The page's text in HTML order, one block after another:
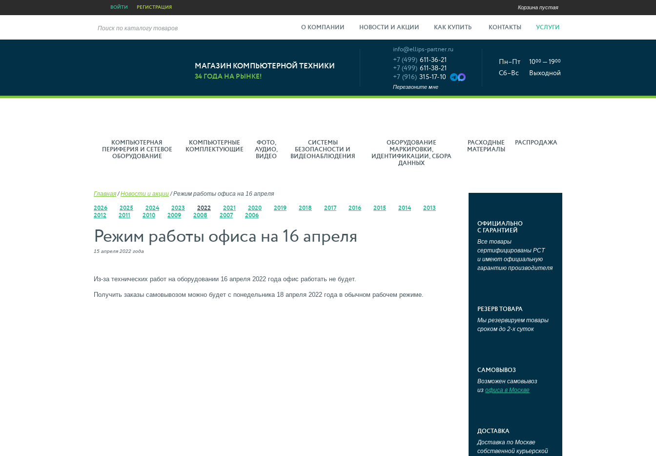
ВОЙТИ РЕГИСТРАЦИЯ Корзина пустая
Поиск по каталогу товаров О КОМПАНИИ НОВОСТИ И АКЦИИ КАК КУПИТЬ КОНТАКТЫ УСЛУГИ
МАГАЗИН КОМПЬЮТЕРНОЙ ТЕХНИКИ
34 ГОДА НА РЫНКЕ!
info@ellips-partner.ru
+7 (499) 611-36-21
+7 (499) 611-38-21
+7 (916) 315-17-10
Перезвоните мне
Пн–Пт 1000 — 1900
Сб–Вс Выходной
КОМПЬЮТЕРНАЯ
ПЕРИФЕРИЯ И СЕТЕВОЕ
ОБОРУДОВАНИЕ
КОМПЬЮТЕРНЫЕ
КОМПЛЕКТУЮЩИЕ
ФОТО,
АУДИО,
ВИДЕО
СИСТЕМЫ
БЕЗОПАСНОСТИ И
ВИДЕОНАБЛЮДЕНИЯ
ОБОРУДОВАНИЕ
МАРКИРОВКИ,
ИДЕНТИФИКАЦИИ, СБОРА
ДАННЫХ
РАСХОДНЫЕ
МАТЕРИАЛЫ
РАСПРОДАЖА
Главная /Новости и акции /Режим работы офиса на 16 апреля
2026 2025 2024 2023 2022 2021 2020 2019 2018 2017 2016 2015 2014
2013
2012
2011 2010 2009 2008 2007 2006
Режим работы офиса на 16 апреля
15 апреля 2022 года
Из-за технических работ на оборудовании 16 апреля 2022 года офис работать не будет.
Получить заказы самовывозом можно будет с понедельника 18 апреля 2022 года в обычном рабочем режиме.
ОФИЦИАЛЬНО
С ГАРАНТИЕЙ
Все товары
сертифицированы РСТ
и имеют официальную
гарантию производителя
РЕЗЕРВ ТОВАРА
Мы резервируем товары
сроком до 2-х суток
САМОВЫВОЗ
Возможен самовывоз
из офиса в Москве
ДОСТАВКА
Доставка по Москве
собственной курьерской